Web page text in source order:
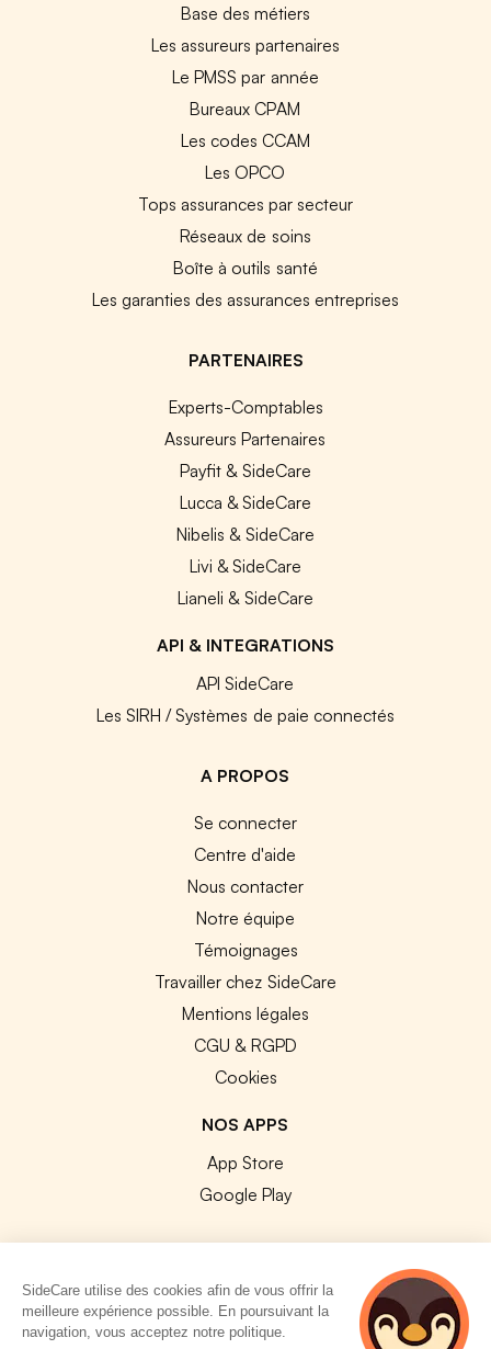
Base des métiers
Les assureurs partenaires
Le PMSS par année
Bureaux CPAM
Les codes CCAM
Les OPCO
Tops assurances par secteur
Réseaux de soins
Boîte à outils santé
Les garanties des assurances entreprises
PARTENAIRES
Experts-Comptables
Assureurs Partenaires
Payfit & SideCare
Lucca & SideCare
Nibelis & SideCare
Livi & SideCare
Lianeli & SideCare
API & INTEGRATIONS
API SideCare
Les SIRH / Systèmes de paie connectés
A PROPOS
Se connecter
Centre d'aide
Nous contacter
Notre équipe
Témoignages
Travailler chez SideCare
Mentions légales
CGU & RGPD
Cookies
NOS APPS
App Store
Google Play
© 2026 SideCare. Tous droits réservés.
SideCare utilise des cookies afin de vous offrir la
meilleure expérience possible. En poursuivant la
navigation, vous acceptez notre politique.